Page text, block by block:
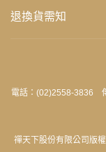
退換貨需知
電話：(02)2558-3836
禪天下股份有限公司版